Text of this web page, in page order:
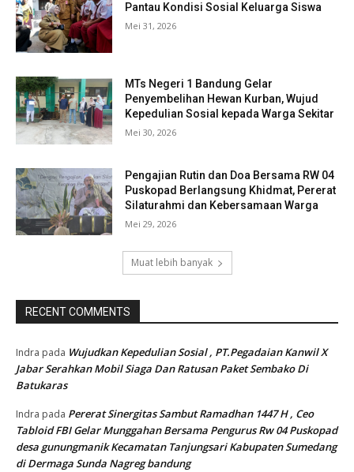
Pantau Kondisi Sosial Keluarga Siswa
Mei 31, 2026
MTs Negeri 1 Bandung Gelar
Penyembelihan Hewan Kurban, Wujud
Kepedulian Sosial kepada Warga Sekitar
Mei 30, 2026
Pengajian Rutin dan Doa Bersama RW 04
Puskopad Berlangsung Khidmat, Pererat
Silaturahmi dan Kebersamaan Warga
Mei 29, 2026
Muat lebih banyak
RECENT COMMENTS
Indra pada Wujudkan Kepedulian Sosial , PT.Pegadaian Kanwil X
Jabar Serahkan Mobil Siaga Dan Ratusan Paket Sembako Di
Batukaras
Indra pada Pererat Sinergitas Sambut Ramadhan 1447 H , Ceo
Tabloid FBI Gelar Munggahan Bersama Pengurus Rw 04 Puskopad
desa gunungmanik Kecamatan Tanjungsari Kabupaten Sumedang
di Dermaga Sunda Nagreg bandung